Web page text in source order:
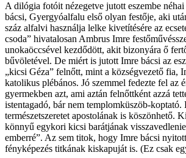
A dilógia fotóit nézegetve jutott eszembe
bácsi, Gyergyóalfalu első olyan festője, aki
száz alfalvi használja lelke kivetítésére az
csoda” hivatalosan Ambrus Imre
unokaöccsével kezdődött, akit bizonyára ő
bűvöletével. De miért is jutott Imre bácsi az
„kicsi Géza” felnőtt, mint a községvezető fia,
katolikus plébános. Jó szemmel fedezte fel az
gyermekben azt, ami aztán felnőttként azzá
istentagadó, bár nem templomküszöb-koptató.
természetszeretet apostolának is köszönhető.
könnyű egykori kicsi barátjának
emberré”. Az sem titok, hogy Imre bácsi
fényképezés titkának kiskapuját is. (Ez csak